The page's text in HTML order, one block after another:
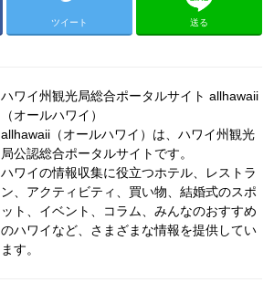
ツイート 送る
ハワイ州観光局総合ポータルサイト allhawaii
（オールハワイ）
allhawaii（オールハワイ）は、ハワイ州観光
局公認総合ポータルサイトです。
ハワイの情報収集に役立つホテル、レストラ
ン、アクティビティ、買い物、結婚式のスポ
ット、イベント、コラム、みんなのおすすめ
のハワイなど、さまざまな情報を提供してい
ます。